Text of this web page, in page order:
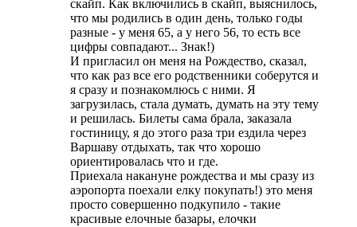
скайп. Как включились в скайп, выяснилось,
что мы родились в один день, только годы
разные - у меня 65, а у него 56, то есть все
цифры совпадают... Знак!)
И пригласил он меня на Рождество, сказал,
что как раз все его родственники соберутся и
я сразу и познакомлюсь с ними. Я
загрузилась, стала думать, думать на эту тему
и решилась. Билеты сама брала, заказала
гостиницу, я до этого раза три ездила через
Варшаву отдыхать, так что хорошо
ориентировалась что и где.
Приехала накануне рождества и мы сразу из
аэропорта поехали елку покупать!) это меня
просто совершенно подкупило - такие
красивые елочные базары, елочки